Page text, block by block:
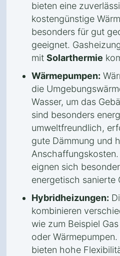
bieten eine
kostengünstige
besonders für gut
geeignet.
mit Solarthermie
Wärmepumpen:
die
Wasser, um das
sind besonders
umweltfreundlich,
gute Dämmung und
eignen sich
energetisch sanierte
Hybridheizungen:
kombinieren
wie zum Beispiel
oder
bieten hohe